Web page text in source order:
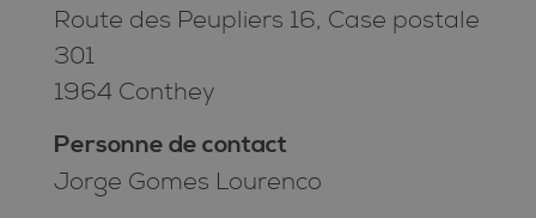
Route des Peupliers 16, Case postale
301
1964 Conthey
Personne de contact
Jorge Gomes Lourenco